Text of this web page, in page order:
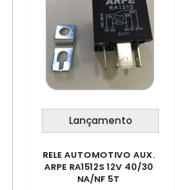
Lançamento
RELE AUTOMOTIVO AUX.
ARPE RA1512S 12V 40/30
NA/NF 5T